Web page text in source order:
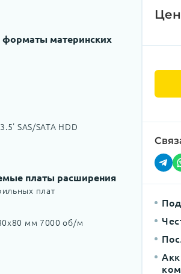
материнских
SAS/SATA HDD
платы расширения
плат
мм 7000 об/м